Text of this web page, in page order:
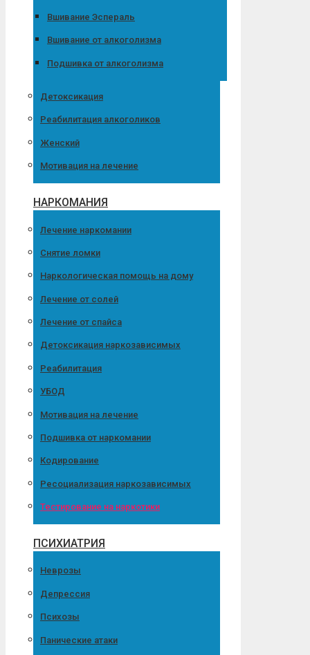
Вшивание Эспераль
Вшивание от алкоголизма
Подшивка от алкоголизма
Детоксикация
Реабилитация алкоголиков
Женский
Мотивация на лечение
НАРКОМАНИЯ
Лечение наркомании
Снятие ломки
Наркологическая помощь на дому
Лечение от солей
Лечение от спайса
Детоксикация наркозависимых
Реабилитация
УБОД
Мотивация на лечение
Подшивка от наркомании
Кодирование
Ресоциализация наркозависимых
Тестирование на наркотики
ПСИХИАТРИЯ
Неврозы
Депрессия
Психозы
Панические атаки